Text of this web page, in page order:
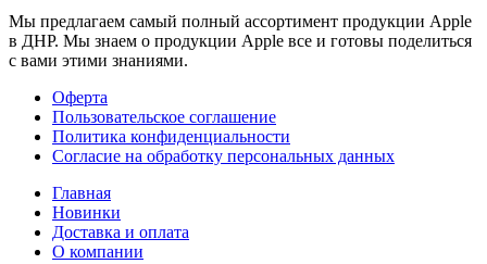
Мы предлагаем самый полный ассортимент продукции Apple
в ДНР. Мы знаем о продукции Apple все и готовы поделиться
с вами этими знаниями.
Оферта
Пользовательское соглашение
Политика конфиденциальности
Согласие на обработку персональных данных
Главная
Новинки
Доставка и оплата
О компании